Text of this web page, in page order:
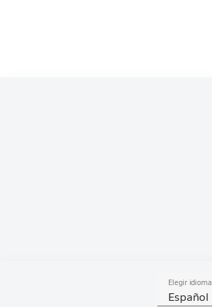
Elegir idioma
Español